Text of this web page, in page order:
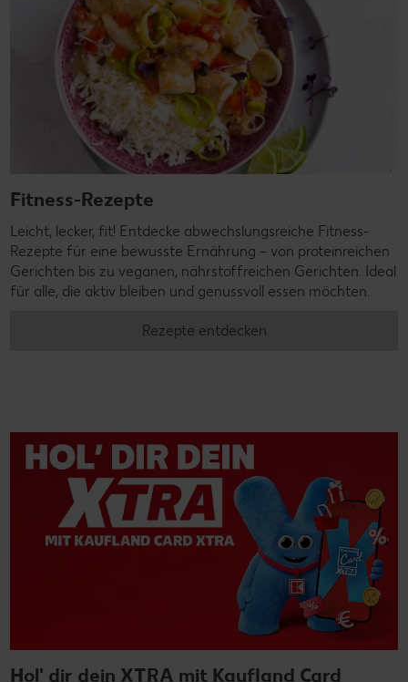
Fitness-Rezepte
Leicht, lecker, fit! Entdecke abwechslungsreiche Fitness-
Rezepte für eine bewusste Ernährung – von proteinreichen
Gerichten bis zu veganen, nährstoffreichen Gerichten. Ideal
für alle, die aktiv bleiben und genussvoll essen möchten.
Rezepte entdecken
Hol' dir dein XTRA mit Kaufland Card